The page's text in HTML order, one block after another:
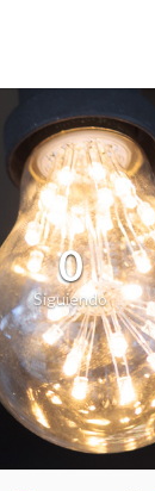
0
Siguiendo